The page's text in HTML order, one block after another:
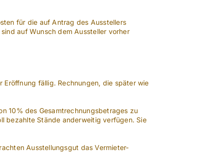
für die auf Antrag des Ausstellers
auf Wunsch dem Aussteller vorher
fällig. Rechnungen, die später wie
10% des Gesamtrechnungsbetrages zu
bezahlte Stände anderweitig verfügen. Sie
Ausstellungsgut das Vermieter-